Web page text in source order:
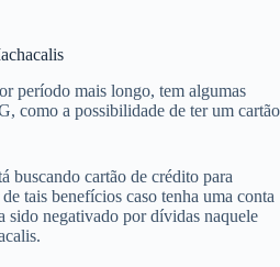
período mais longo, tem algumas
como a possibilidade de ter um cartão
buscando cartão de crédito para
tais benefícios caso tenha uma conta
sido negativado por dívidas naquele